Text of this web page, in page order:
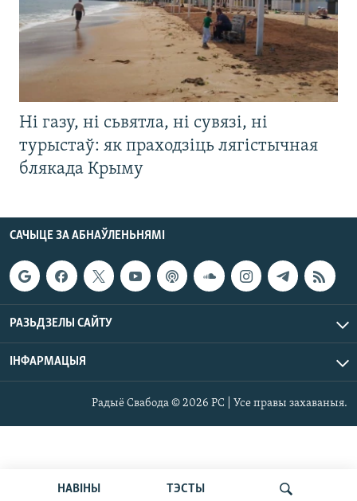
НАВІНЫ ТЭСТЫ
Ні газу, ні сьвятла, ні сувязі, ні
турыстаў: як праходзіць лягістычная
блякада Крыму
САЧЫЦЕ ЗА АБНАЎЛЕНЬНЯМІ
РАЗЬДЗЕЛЫ САЙТУ
ІНФАРМАЦЫЯ
Радыё Свабода © 2026 РС | Усе правы захаваныя.